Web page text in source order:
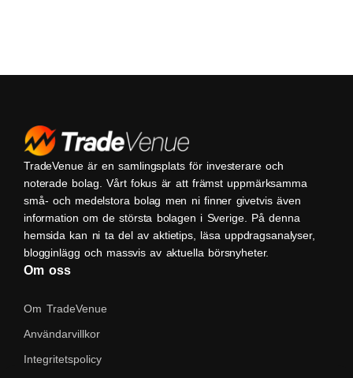
TradeVenue är en samlingsplats för investerare och
noterade bolag. Vårt fokus är att främst uppmärksamma
små- och medelstora bolag men ni finner givetvis även
information om de största bolagen i Sverige. På denna
hemsida kan ni ta del av aktietips, läsa uppdragsanalyser,
blogginlägg och massvis av aktuella börsnyheter.
Om oss
Om TradeVenue
Användarvillkor
Integritetspolicy